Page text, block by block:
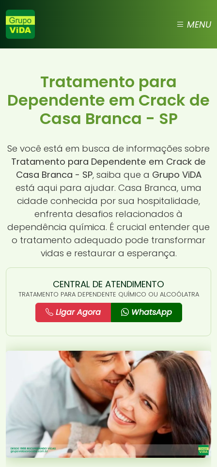
MENU
Tratamento para
Dependente em Crack de
Casa Branca - SP
Se você está em busca de informações sobre
Tratamento para Dependente em Crack de
Casa Branca - SP, saiba que a Grupo ViDA
está aqui para ajudar. Casa Branca, uma
cidade conhecida por sua hospitalidade,
enfrenta desafios relacionados à
dependência química. É crucial entender que
o tratamento adequado pode transformar
vidas e restaurar a esperança.
CENTRAL DE ATENDIMENTO
TRATAMENTO PARA DEPENDENTE QUÍMICO OU ALCOÓLATRA
Ligar Agora WhatsApp